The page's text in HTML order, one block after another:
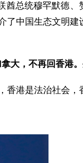
酋总统穆罕默德
中国生态文明建
大，不再回香港
香港是法治社会，